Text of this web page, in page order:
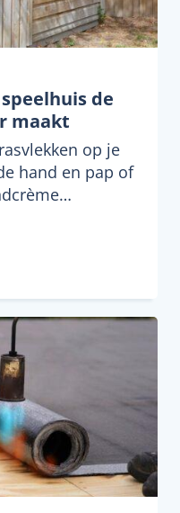
de
maakt
op je
hand en pap of